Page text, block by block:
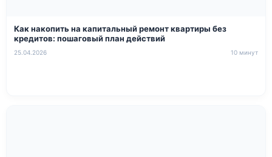
Как накопить на капитальный ремонт квартиры без
кредитов: пошаговый план действий
25.04.2026 10 минут